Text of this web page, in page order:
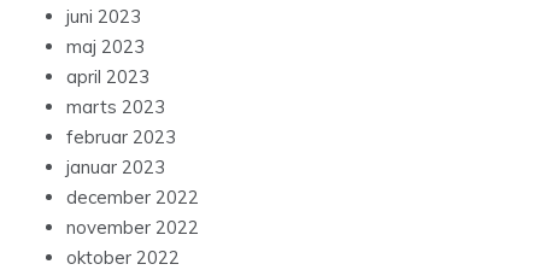
juni 2023
maj 2023
april 2023
marts 2023
februar 2023
januar 2023
december 2022
november 2022
oktober 2022